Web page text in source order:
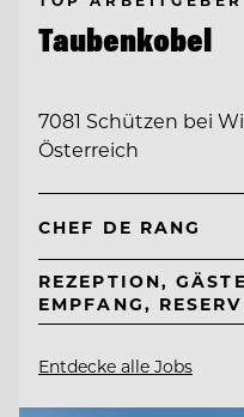
Taubenkobel
7081 Schützen bei
Österreich
CHEF DE RANG
REZEPTION,
EMPFANG,
Entdecke alle Jobs